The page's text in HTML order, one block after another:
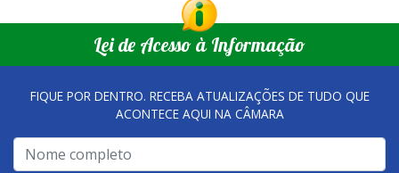
Lei de Acesso à Informação
FIQUE POR DENTRO. RECEBA ATUALIZAÇÕES DE TUDO QUE
ACONTECE AQUI NA CÂMARA